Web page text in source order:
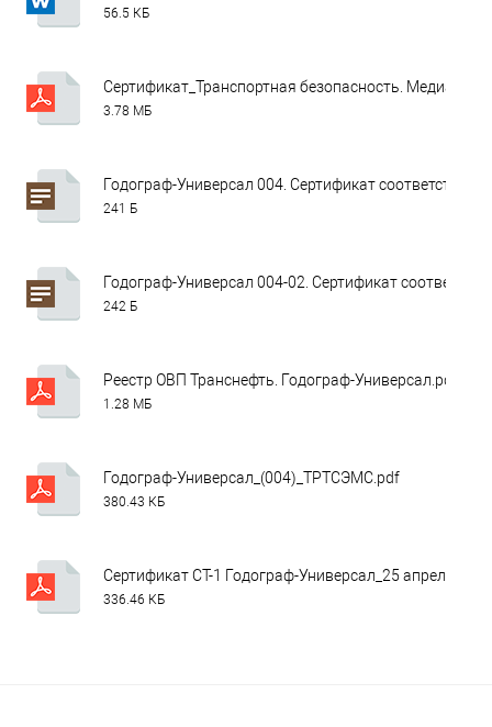
56.5 КБ
Сертификат_Транспортная безопасность. Медиана
3.78 МБ
Годограф-Универсал 004. Сертификат соответствия
241 Б
Годограф-Универсал 004-02. Сертификат
242 Б
Реестр ОВП Транснефть. Годограф-Универсал.pdf
1.28 МБ
Годограф-Универсал_(004)_ТРТСЭМС.pdf
380.43 КБ
Сертификат СТ-1 Годограф-Универсал_25 апреля
336.46 КБ